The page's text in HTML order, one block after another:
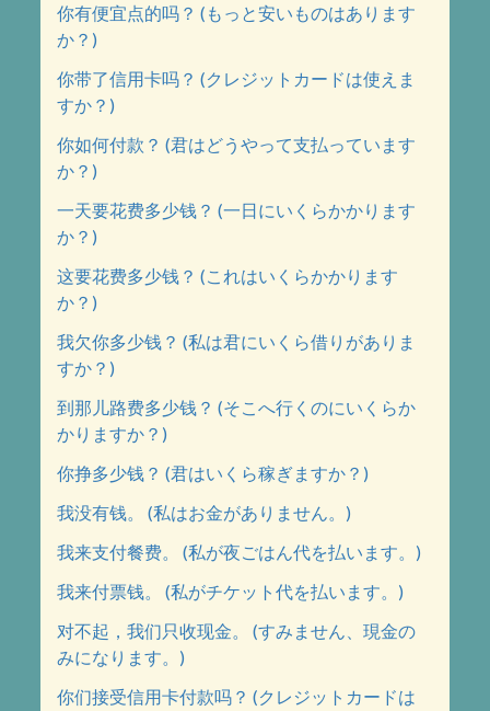
你有便宜点的吗？ (もっと安いものはあります
か？)
你带了信用卡吗？ (クレジットカードは使えま
すか？)
你如何付款？ (君はどうやって支払っています
か？)
一天要花费多少钱？ (一日にいくらかかります
か？)
这要花费多少钱？ (これはいくらかかります
か？)
我欠你多少钱？ (私は君にいくら借りがありま
すか？)
到那儿路费多少钱？ (そこへ行くのにいくらか
かりますか？)
你挣多少钱？ (君はいくら稼ぎますか？)
我没有钱。 (私はお金がありません。)
我来支付餐费。 (私が夜ごはん代を払います。)
我来付票钱。 (私がチケット代を払います。)
对不起，我们只收现金。 (すみません、現金の
みになります。)
你们接受信用卡付款吗？ (クレジットカードは